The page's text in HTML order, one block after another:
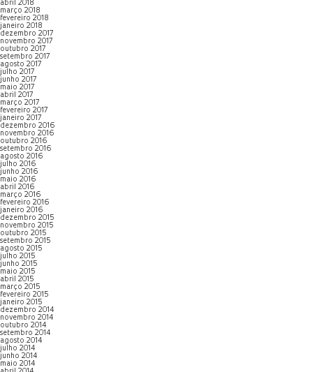
abril 2018
março 2018
fevereiro 2018
janeiro 2018
dezembro 2017
novembro 2017
outubro 2017
setembro 2017
agosto 2017
julho 2017
junho 2017
maio 2017
abril 2017
março 2017
fevereiro 2017
janeiro 2017
dezembro 2016
novembro 2016
outubro 2016
setembro 2016
agosto 2016
julho 2016
junho 2016
maio 2016
abril 2016
março 2016
fevereiro 2016
janeiro 2016
dezembro 2015
novembro 2015
outubro 2015
setembro 2015
agosto 2015
julho 2015
junho 2015
maio 2015
abril 2015
março 2015
fevereiro 2015
janeiro 2015
dezembro 2014
novembro 2014
outubro 2014
setembro 2014
agosto 2014
julho 2014
junho 2014
maio 2014